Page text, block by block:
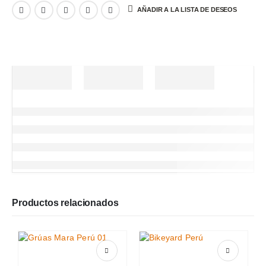
AÑADIR A LA LISTA DE DESEOS
Productos relacionados